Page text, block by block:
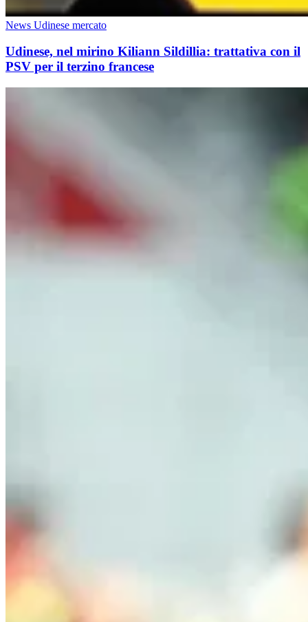
News Udinese mercato
Udinese, nel mirino Kiliann Sildillia: trattativa con il
PSV per il terzino francese